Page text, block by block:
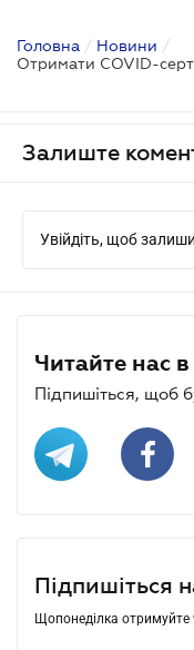
Головна / Новини /
Залиште
Увійдіть, щоб
Читайте нас
Підпишіться, щоб
Підпишіться
Щопонеділка отримуйте